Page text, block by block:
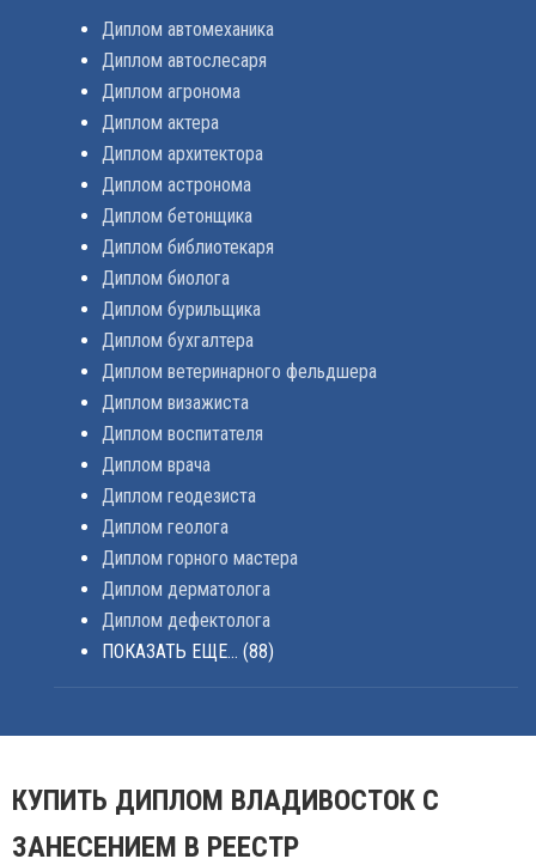
Диплом автомеханика
Диплом автослесаря
Диплом агронома
Диплом актера
Диплом архитектора
Диплом астронома
Диплом бетонщика
Диплом библиотекаря
Диплом биолога
Диплом бурильщика
Диплом бухгалтера
Диплом ветеринарного фельдшера
Диплом визажиста
Диплом воспитателя
Диплом врача
Диплом геодезиста
Диплом геолога
Диплом горного мастера
Диплом дерматолога
Диплом дефектолога
ПОКАЗАТЬ ЕЩЕ... (88)
КУПИТЬ ДИПЛОМ ВЛАДИВОСТОК С
ЗАНЕСЕНИЕМ В РЕЕСТР